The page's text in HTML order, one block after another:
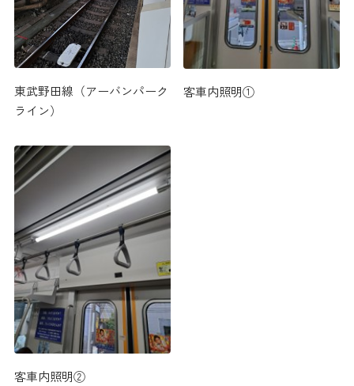
東武野田線（アーバンパーク
ライン）
客車内照明①
客車内照明②